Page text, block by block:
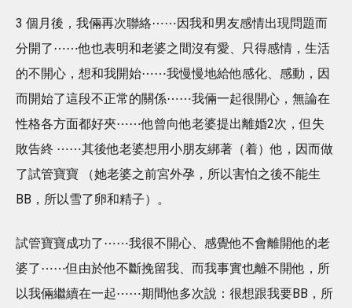
3 個月後，我倆再次聯絡⋯⋯因我和男友感情出現問題而
分開了⋯⋯他也表明和老婆之間沒有愛、只得感情，生活
的不開心，想和我開始⋯⋯我慢慢地給他感化、感動，因
而開始了這段不正常的關係⋯⋯我倆一起很開心，無論在
性格各方面都好夾⋯⋯他曾向他老婆提出離婚2次，但失
敗告終 ⋯⋯其後他老婆想用小朋友綁著（着）他，因而做
了試管寶寶 （她老婆之前宮外孕，所以害怕之後不能生
BB，所以雪了卵和精子）。
試管寶寶成功了⋯⋯我很不開心、感覺他不會離開他的老
婆了⋯⋯但由於他不斷挽留我、而我事實也離不開他，所
以我倆繼續在一起⋯⋯期間他多次說：很想跟我要BB，所